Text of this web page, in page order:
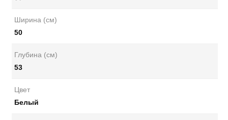
Ширина (см)
50
Глубина (см)
53
Цвет
Белый